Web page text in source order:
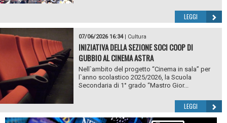
LEGGI
07/06/2026 16:34| Cultura
INIZIATIVA DELLA SEZIONE SOCI COOP DI
GUBBIO AL CINEMA ASTRA
Nell`ambito del progetto “Cinema in sala” per
l`anno scolastico 2025/2026, la Scuola
Secondaria di 1° grado “Mastro Gior...
LEGGI